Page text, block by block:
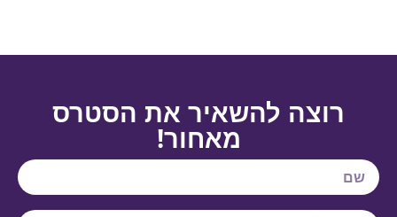
רוצה להשאיר את הסטרס
מאחור!